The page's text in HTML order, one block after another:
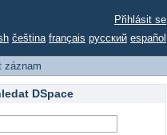
OF
Přihlásit se
čeština français русский español
záznam
DSpace